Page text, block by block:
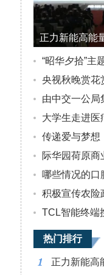
“昭华夕拾”主
央视秋晚赏花
由中交一公局
大学生走进医
传递爱与梦想
际华园荷原商
哪些情况的口
积极宣传农险
TCL智能终端
热门排行
正力新能高